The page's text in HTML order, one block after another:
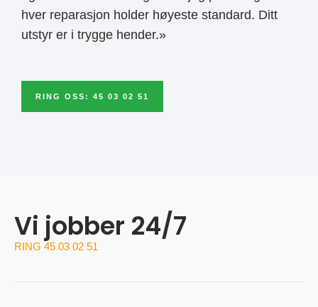
hver reparasjon holder høyeste standard. Ditt
utstyr er i trygge hender.»
RING OSS: 45 03 02 51
Vi jobber 24/7
RING 45 03 02 51